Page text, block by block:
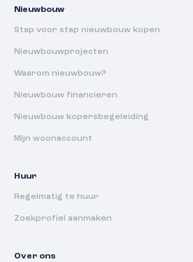
Nieuwbouw
Stap voor stap nieuwbouw kopen
Nieuwbouwprojecten
Waarom nieuwbouw?
Nieuwbouw financieren
Nieuwbouw kopersbegeleiding
Mijn woonaccount
Huur
Regelmatig te huur
Zoekprofiel aanmaken
Over ons